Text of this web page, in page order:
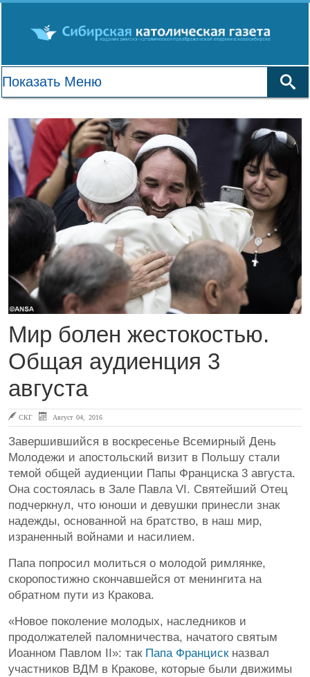
Мир болен жестокостью.
Общая аудиенция 3
августа
СКГ Август 04, 2016
Завершившийся в воскресенье Всемирный День
Молодежи и апостольский визит в Польшу стали
темой общей аудиенции Папы Франциска 3 августа.
Она состоялась в Зале Павла VI. Святейший Отец
подчеркнул, что юноши и девушки принесли знак
надежды, основанной на братство, в наш мир,
израненный войнами и насилием.
Папа попросил молиться о молодой римлянке,
скоропостижно скончавшейся от менингита на
обратном пути из Кракова.
«Новое поколение молодых, наследников и
продолжателей паломничества, начатого святым
Иоанном Павлом II»: так Папа Францискназвал
участников ВДМ в Кракове, которые были движимы